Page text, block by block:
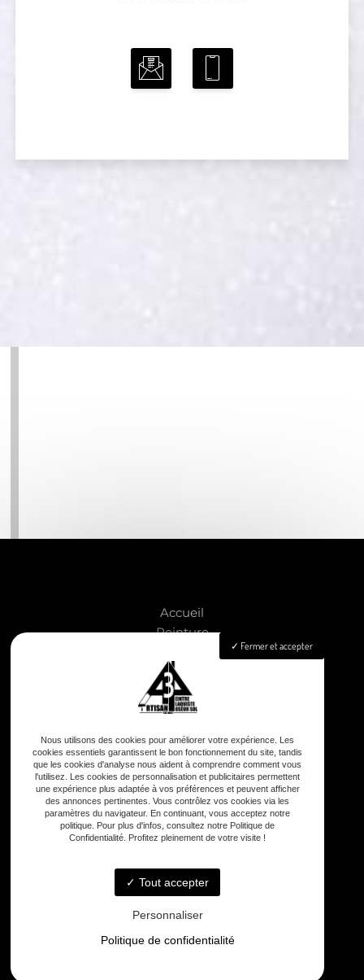
Accueil
Peinture
Aménagement intérieur
Isolation
Pose de revêtements sols & murs
Nettoyage façade & toiture
Contact
Lundi - Samedi : 8h - 12h / 13h30 - 18h30
Fermer et accepter
Nous utilisons des cookies pour améliorer votre expérience. Les
cookies essentiels garantissent le bon fonctionnement du site, tandis
que les cookies d'analyse nous aident à comprendre comment vous
l'utilisez. Les cookies de personnalisation et publicitaires permettent
une expérience plus adaptée à vos préférences et peuvent afficher
des annonces pertinentes. Vous contrôlez vos cookies via les
paramètres du navigateur. En continuant, vous acceptez notre
politique. Pour plus d'infos, consultez notre Politique de
Confidentialité. Profitez pleinement de votre visite !
Tout accepter
Personnaliser
Politique de confidentialité